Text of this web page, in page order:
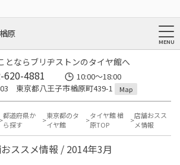
原
とならブリヂストンのタイヤ館へ
620-4881
10:00～18:00
東京都八王子市楢原町439-1
Map
都道府県か
ら探す
東京都のタ
イヤ館
タイヤ館 楢
原TOP
店舗おスス
メ情報
ススメ情報 / 2014年3月